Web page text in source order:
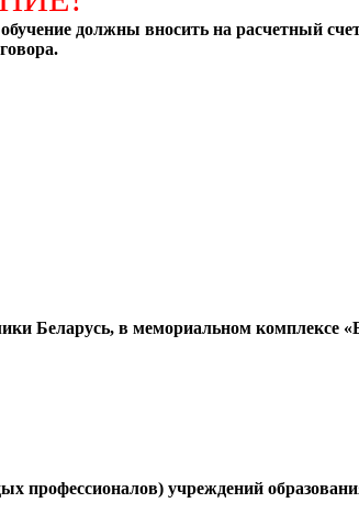
должны вносить на расчетный
Беларусь, в мемориальном комплексе
профессионалов) учреждений